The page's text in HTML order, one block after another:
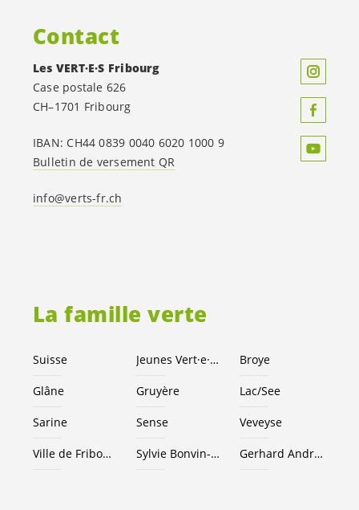
La famille verte
Suisse Jeunes Vert·e·x·s Broye
Glâne Gruyère Lac/See
Sarine Sense Veveyse
Ville de Fribourg Sylvie Bonvin-Sansonnens Gerhard Andrey
Contact
Les VERT·E·S Fribourg
Case postale 626
CH–1701 Fribourg
IBAN: CH44 0839 0040 6020 1000 9
Bulletin de versement QR
info@verts-fr.ch